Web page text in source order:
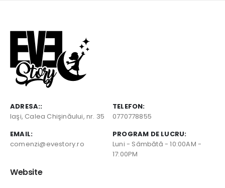
ADRESA::
Iaşi, Calea Chişinăului, nr. 35
TELEFON:
0770778855
EMAIL:
comenzi@evestory.ro
PROGRAM DE LUCRU:
Luni - Sâmbătă - 10:00AM -
17:00PM
Website